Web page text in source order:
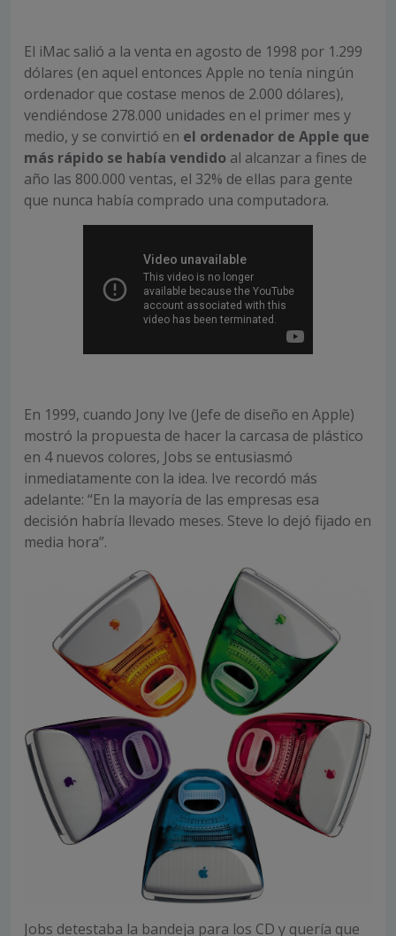
El iMac salió a la venta en agosto de 1998 por 1.299
dólares (en aquel entonces Apple no tenía ningún
ordenador que costase menos de 2.000 dólares),
vendiéndose 278.000 unidades en el primer mes y
medio, y se convirtió en el ordenador de Apple que
más rápido se había vendido al alcanzar a fines de
año las 800.000 ventas, el 32% de ellas para gente
que nunca había comprado una computadora.
En 1999, cuando Jony Ive (Jefe de diseño en Apple)
mostró la propuesta de hacer la carcasa de plástico
en 4 nuevos colores, Jobs se entusiasmó
inmediatamente con la idea. Ive recordó más
adelante: “En la mayoría de las empresas esa
decisión habría llevado meses. Steve lo dejó fijado en
media hora”.
Jobs detestaba la bandeja para los CD y quería que